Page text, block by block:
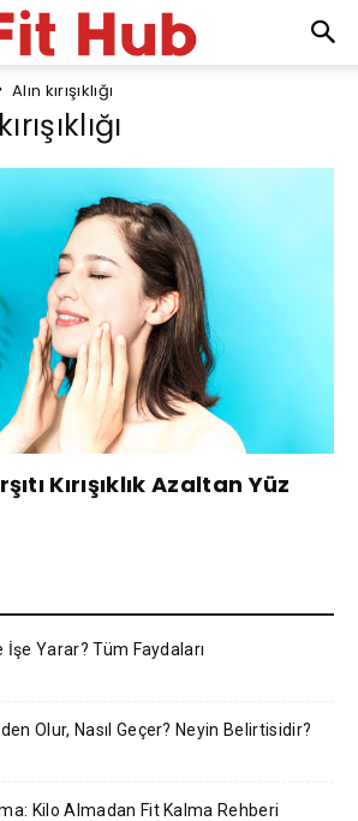
Alın kırışıklığı
Kırışıklık Azaltan Yüz
İşe Yarar? Tüm Faydaları
Olur, Nasıl Geçer? Neyin Belirtisidir?
Kilo Almadan Fit Kalma Rehberi